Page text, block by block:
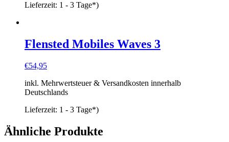
Lieferzeit: 1 - 3 Tage*)
Flensted Mobiles Waves 3
€54,95
inkl. Mehrwertsteuer & Versandkosten innerhalb
Deutschlands
Lieferzeit: 1 - 3 Tage*)
Ähnliche Produkte